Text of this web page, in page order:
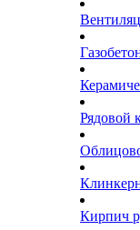
Рядовой
Кирпич